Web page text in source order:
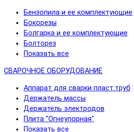
Бензопила и ее комплектующие
Бокорезы
Болгарка и ее комплектующие
Болторез
Показать все
СВАРОЧНОЕ ОБОРУДОВАНИЕ
Аппарат для сварки пласт.труб
Держатель массы
Держатель электродов
Плита "Огнеупорная"
Показать все